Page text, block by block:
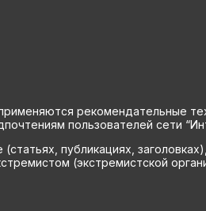
рекомендательные
пользователей сети
публикациях,
(экстремистской